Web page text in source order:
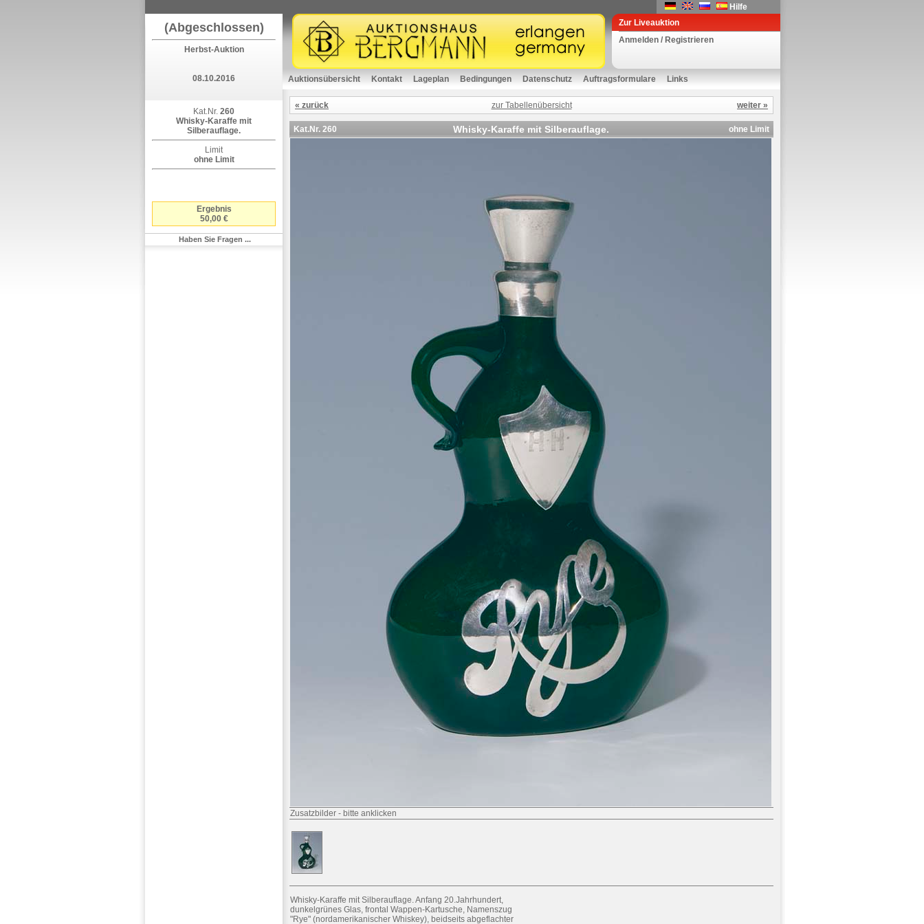
Hilfe
(Abgeschlossen)
Herbst-Auktion
08.10.2016
Kat.Nr. 260
Whisky-Karaffe mit
Silberauflage.
Limit
ohne Limit
Ergebnis
50,00 €
Haben Sie Fragen ...
Zur Liveauktion
Anmelden / Registrieren
Auktionsübersicht Kontakt Lageplan Bedingungen Datenschutz Auftragsformulare Links
« zurück zur Tabellenübersicht weiter »
Kat.Nr. 260 Whisky-Karaffe mit Silberauflage. ohne Limit
Zusatzbilder - bitte anklicken
Whisky-Karaffe mit Silberauflage. Anfang 20.Jahrhundert,
dunkelgrünes Glas, frontal Wappen-Kartusche, Namenszug
"Rye" (nordamerikanischer Whiskey), beidseits abgeflachter